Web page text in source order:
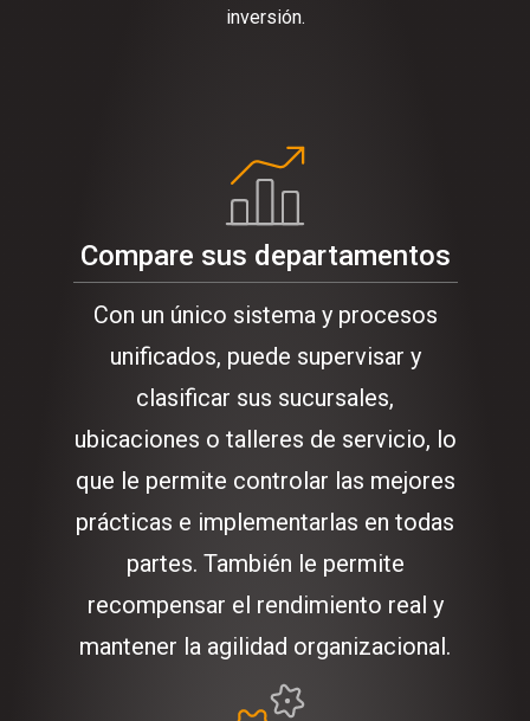
inversión.
Compare sus departamentos
Con un único sistema y procesos
unificados, puede supervisar y
clasificar sus sucursales,
ubicaciones o talleres de servicio, lo
que le permite controlar las mejores
prácticas e implementarlas en todas
partes. También le permite
recompensar el rendimiento real y
mantener la agilidad organizacional.